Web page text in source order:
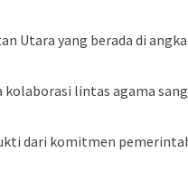
Utara yang berada di angka
kolaborasi lintas agama
dari komitmen